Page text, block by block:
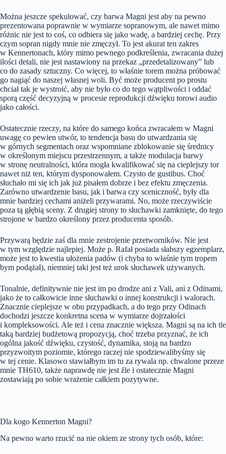
Można jeszcze spekulować, czy barwa Magni jest aby na pewno
prezentowana poprawnie w wymiarze sopranowym, ale nawet mimo
różnic nie jest to coś, co odbiera się jako wadę, a bardziej cechę. Przy
czym sopran nigdy mnie nie zmęczył. To jest akurat ten zakres
w Kennertonach, który mimo pewnego podkreślenia, zwracania dużej
ilości detali, nie jest nastawiony na przekaz „przedetalizowany” lub
co do zasady sztuczny. Co więcej, to właśnie torem można próbować
go nagiąć do naszej własnej woli. Być może producent po prostu
chciał tak je wystroić, aby nie było co do tego wątpliwości i oddać
sporą część decyzyjną w procesie reprodukcji dźwięku torowi audio
jako całości.
Ostatecznie rzeczy, na które do samego końca zwracałem w Magni
uwagę co pewien utwór, to tendencja basu do utwardzania się
w górnych segmentach oraz wspomniane zblokowanie się średnicy
w określonym miejscu przestrzennym, a także modulacja barwy
w stronę neutralności, która mogła kwalifikować się na cieplejszy tor
nawet niż ten, którym dysponowałem. Czysto de gustibus. Choć
słuchało mi się ich jak już pisałem dobrze i bez efektu zmęczenia.
Zarówno utwardzenie basu, jak i barwa czy sceniczność, były dla
mnie bardziej cechami aniżeli przywarami. No, może rzeczywiście
poza tą głębią sceny. Z drugiej strony to słuchawki zamknięte, do tego
strojone w bardzo określony przez producenta sposób.
Przywarą będzie zaś dla mnie zestrojenie przetworników. Nie jest
w tym względzie najlepiej. Może p. Rafał posiada słabszy egzemplarz,
może jest to kwestia ułożenia padów (i chyba to właśnie tym tropem
bym podążał), niemniej taki jest też urok słuchawek używanych.
Tonalnie, definitywnie nie jest im po drodze ani z Vali, ani z Odinami,
jako że to całkowicie inne słuchawki o innej konstrukcji i walorach.
Znacznie cieplejsze w obu przypadkach, a do tego przy Odinach
dochodzi jeszcze konkretna scena w wymiarze dojrzałości
i kompleksowości. Ale też i cena znacznie większa. Magni są na ich tle
taką bardziej budżetową propozycją, choć trzeba przyznać, że ich
ogólna jakość dźwięku, czystość, dynamika, stoją na bardzo
przyzwoitym poziomie, którego raczej nie spodziewalibyśmy się
w tej cenie. Klasowo stawiałbym im tu za rywala np. chwalone przeze
mnie TH610, także naprawdę nie jest źle i ostatecznie Magni
zostawiają po sobie wrażenie całkiem pozytywne.
Dla kogo Kennerton Magni?
Na pewno warto rzucić na nie okiem ze strony tych osób, które: